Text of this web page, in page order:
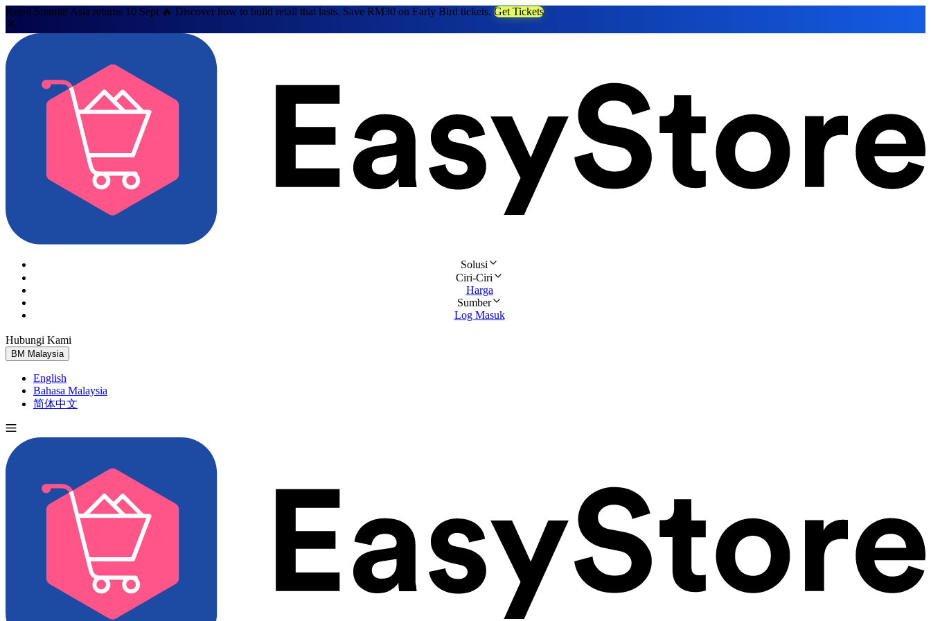
Retail Summit Asia returns 10 Sept 🔥 Discover how to build retail that lasts. Save RM30 on Early Bird tickets. Get Tickets
Solusi
Ciri-Ciri
Harga
Sumber
Log Masuk
Hubungi Kami
BM Malaysia
English
Bahasa Malaysia
简体中文